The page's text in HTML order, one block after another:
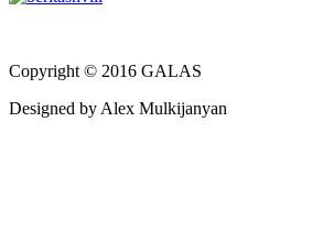
Copyright © 2016 GALAS
Designed by Alex Mulkijanyan